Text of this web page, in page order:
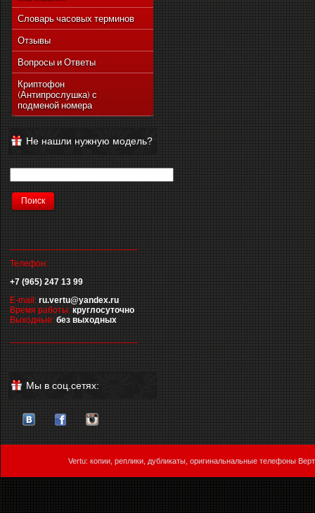
Словарь часовых терминов
Отзывы
Вопросы и Ответы
Криптофон
(Антипрослушка) с
подменой номера
Не нашли нужную модель?
Телефон:
+7 (965) 247 13 99
E-mail: ru.vertu@yandex.ru
Время работы: круглосуточно
Выходные: без выходных
Мы в соц.сетях:
Vertu: копии, реплики, дубликаты, оригинальнальные телефоны